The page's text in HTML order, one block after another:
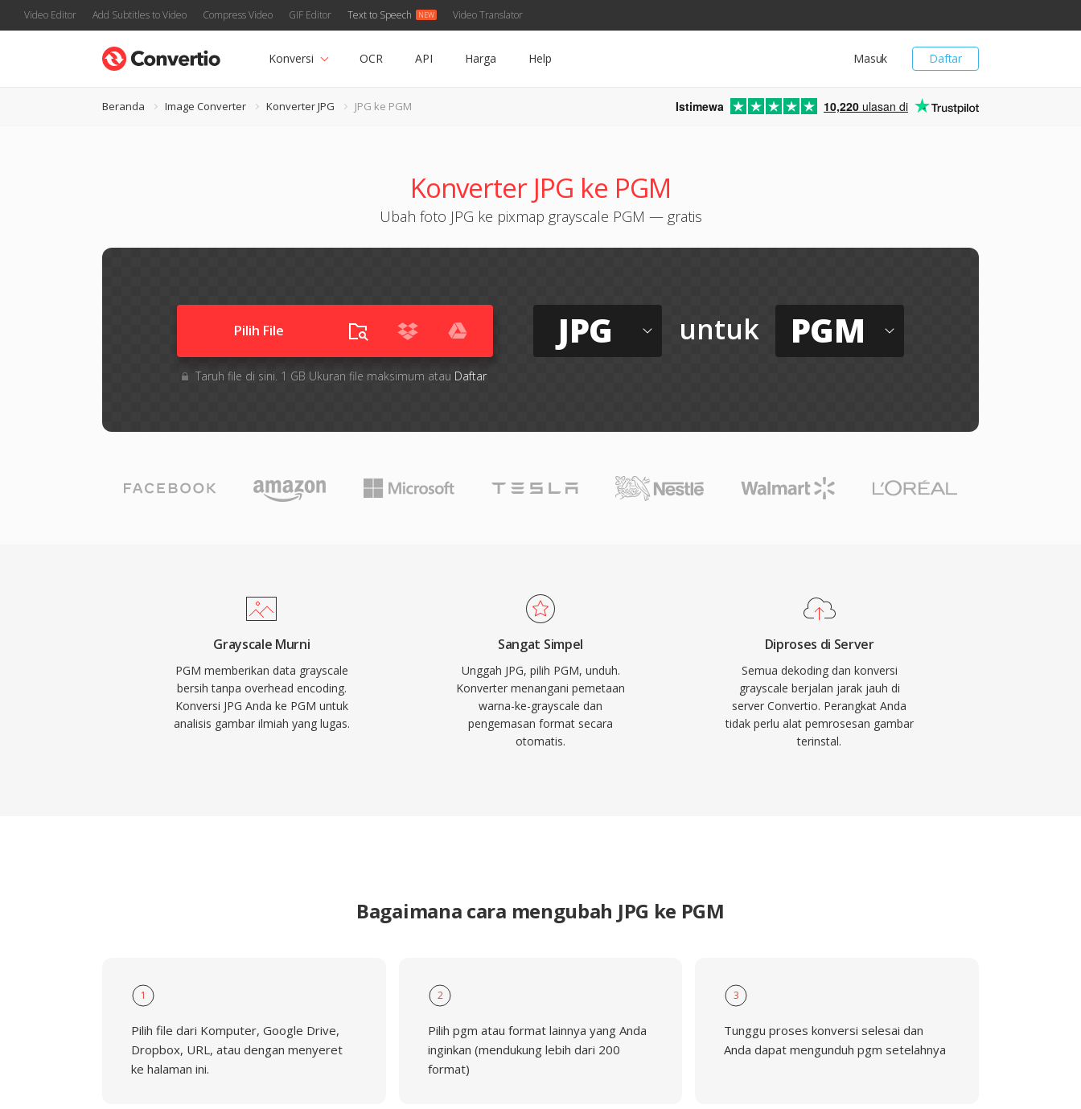
Video Editor Add Subtitles to Video Compress Video GIF Editor Text to Speech Video Translator
Daftar
Masuk
Konversi OCR API Harga Help
Beranda Image Converter Konverter JPG JPG ke PGM Istimewa 10,220 ulasan di
Konverter JPG ke PGM
Ubah foto JPG ke pixmap grayscale PGM — gratis
Pilih File
Taruh file di sini. 1 GB Ukuran file maksimum atau Daftar
JPG untuk PGM
Grayscale Murni
PGM memberikan data grayscale
bersih tanpa overhead encoding.
Konversi JPG Anda ke PGM untuk
analisis gambar ilmiah yang lugas.
Sangat Simpel
Unggah JPG, pilih PGM, unduh.
Konverter menangani pemetaan
warna-ke-grayscale dan
pengemasan format secara
otomatis.
Diproses di Server
Semua dekoding dan konversi
grayscale berjalan jarak jauh di
server Convertio. Perangkat Anda
tidak perlu alat pemrosesan gambar
terinstal.
Bagaimana cara mengubah JPG ke PGM
1
Pilih file dari Komputer, Google Drive,
Dropbox, URL, atau dengan menyeret
ke halaman ini.
2
Pilih pgm atau format lainnya yang Anda
inginkan (mendukung lebih dari 200
format)
3
Tunggu proses konversi selesai dan
Anda dapat mengunduh pgm setelahnya